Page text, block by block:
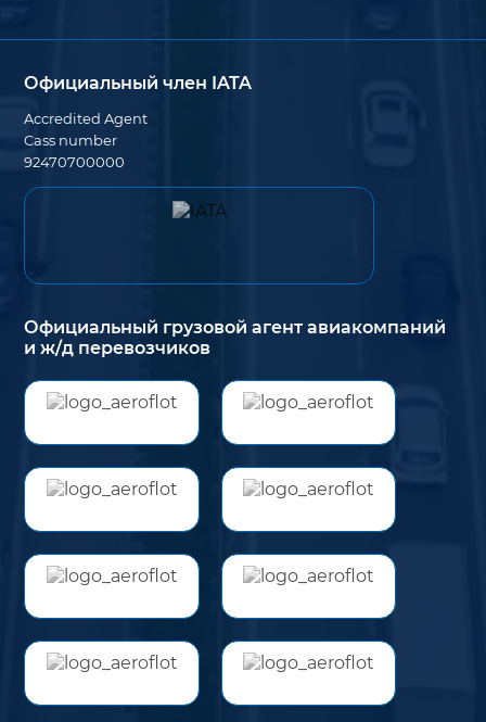
Официальный член IATA
Accredited Agent
Cass number
92470700000
Официальный грузовой агент авиакомпаний
и ж/д перевозчиков